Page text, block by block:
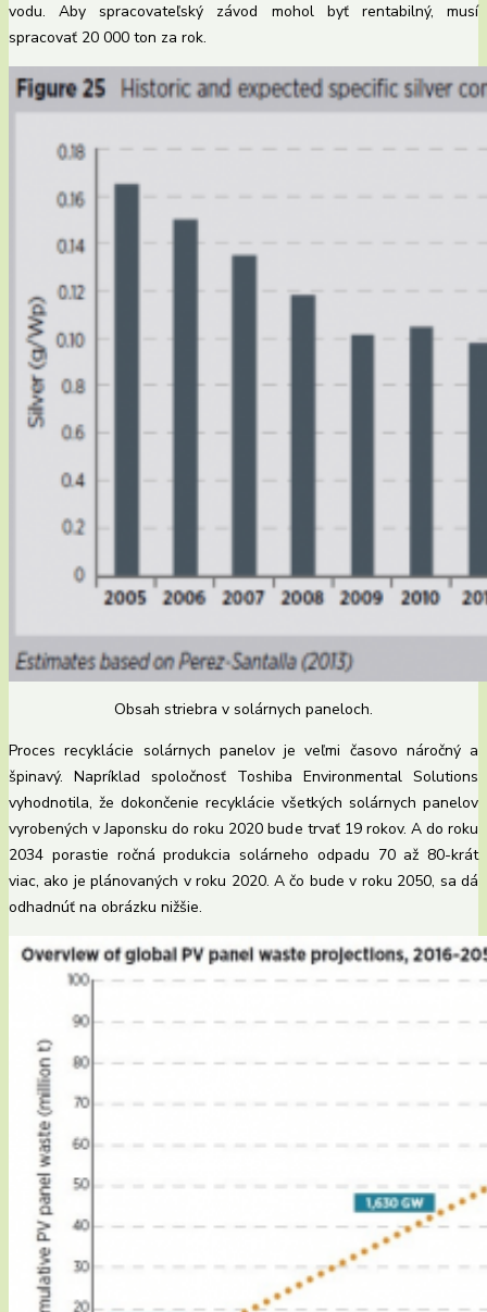
vodu. Aby spracovateľský závod mohol byť rentabilný, musí
spracovať 20 000 ton za rok.
Obsah striebra v solárnych paneloch.
Proces recyklácie solárnych panelov je veľmi časovo náročný a
špinavý. Napríklad spoločnosť Toshiba Environmental Solutions
vyhodnotila, že dokončenie recyklácie všetkých solárnych panelov
vyrobených v Japonsku do roku 2020 bude trvať 19 rokov. A do roku
2034 porastie ročná produkcia solárneho odpadu 70 až 80-krát
viac, ako je plánovaných v roku 2020. A čo bude v roku 2050, sa dá
odhadnúť na obrázku nižšie.